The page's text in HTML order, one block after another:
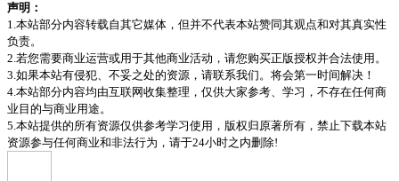
声明：
1.本站部分内容转载自其它媒体，但并不代表本站赞同其观点和对其真实性
负责。
2.若您需要商业运营或用于其他商业活动，请您购买正版授权并合法使用。
3.如果本站有侵犯、不妥之处的资源，请联系我们。将会第一时间解决！
4.本站部分内容均由互联网收集整理，仅供大家参考、学习，不存在任何商
业目的与商业用途。
5.本站提供的所有资源仅供参考学习使用，版权归原著所有，禁止下载本站
资源参与任何商业和非法行为，请于24小时之内删除!